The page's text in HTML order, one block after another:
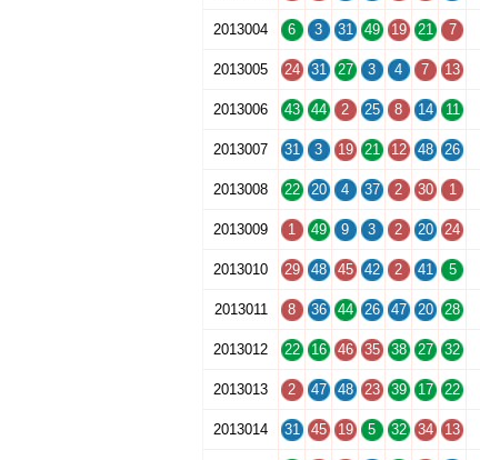
2013004 6 3 31 49 19 21 7
2013005 24 31 27 3 4 7 13
2013006 43 44 2 25 8 14 11
2013007 31 3 19 21 12 48 26
2013008 22 20 4 37 2 30 1
2013009 1 49 9 3 2 20 24
2013010 29 48 45 42 2 41 5
2013011 8 36 44 26 47 20 28
2013012 22 16 46 35 38 27 32
2013013 2 47 48 23 39 17 22
2013014 31 45 19 5 32 34 13